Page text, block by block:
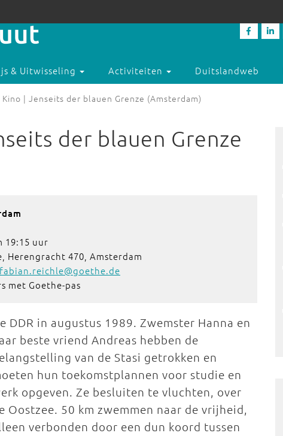
& Uitwisseling Activiteiten Duitslandweb
Kino | Jenseits der blauen Grenze (Amsterdam)
der blauen Grenze
19:15 uur
470, Amsterdam
fabian.reichle@goethe.de
met Goethe-pas
DDR in augustus 1989. Zwemster Hanna en
beste vriend Andreas hebben de
van de Stasi getrokken en
hun toekomstplannen voor studie en
opgeven. Ze besluiten te vluchten, over
Oostzee. 50 km zwemmen naar de vrijheid,
verbonden door een dun koord tussen